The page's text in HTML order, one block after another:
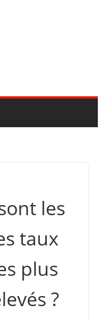
les
taux
plus
?